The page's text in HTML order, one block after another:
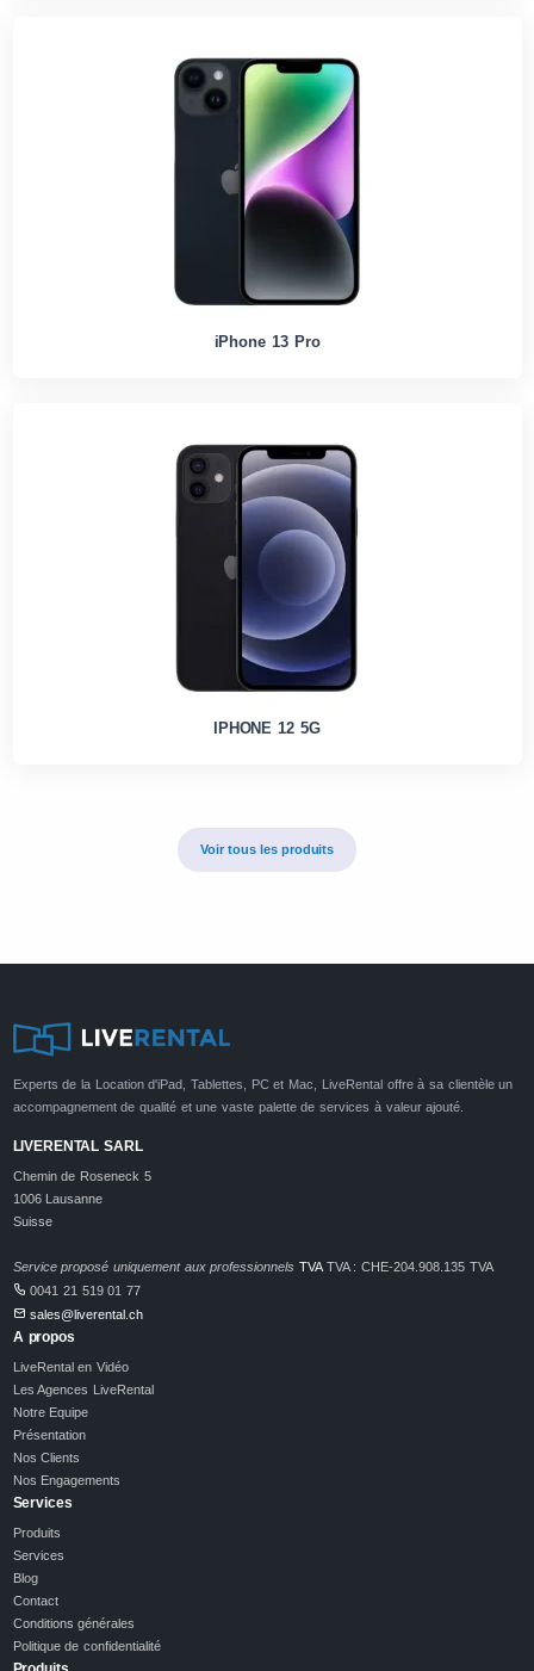
iPhone 13 Pro
IPHONE 12 5G
Voir tous les produits
Experts de la Location d'iPad, Tablettes, PC et Mac, LiveRental offre à sa clientèle un
accompagnement de qualité et une vaste palette de services à valeur ajouté.
LIVERENTAL SARL
Chemin de Roseneck 5
1006 Lausanne
Suisse
Service proposé uniquement aux professionnels TVATVA : CHE-204.908.135 TVA
0041 21 519 01 77
sales@liverental.ch
A propos
LiveRental en Vidéo
Les Agences LiveRental
Notre Equipe
Présentation
Nos Clients
Nos Engagements
Services
Produits
Services
Blog
Contact
Conditions générales
Politique de confidentialité